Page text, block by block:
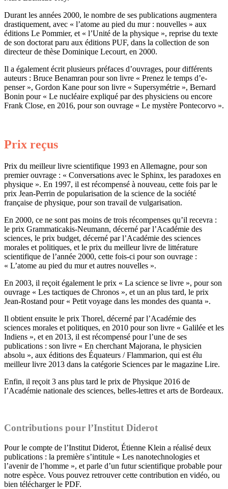
Durant les années 2000, le nombre de ses publications augmentera
drastiquement, avec « l’atome au pied du mur : nouvelles » aux
éditions Le Pommier, et « l’Unité de la physique », reprise du texte
de son doctorat paru aux éditions PUF, dans la collection de son
directeur de thèse Dominique Lecourt, en 2000.
Il a également écrit plusieurs préfaces d’ouvrages, pour différents
auteurs : Bruce Benamran pour son livre « Prenez le temps d’e-
penser », Gordon Kane pour son livre « Supersymétrie », Bernard
Bonin pour « Le nucléaire expliqué par des physiciens ou encore
Frank Close, en 2016, pour son ouvrage « Le mystère Pontecorvo ».
Prix reçus
Prix du meilleur livre scientifique 1993 en Allemagne, pour son
premier ouvrage : « Conversations avec le Sphinx, les paradoxes en
physique ». En 1997, il est récompensé à nouveau, cette fois par le
prix Jean-Perrin de popularisation de la science de la société
française de physique, pour son travail de vulgarisation.
En 2000, ce ne sont pas moins de trois récompenses qu’il recevra :
le prix Grammaticakis-Neumann, décerné par l’Académie des
sciences, le prix budget, décerné par l’Académie des sciences
morales et politiques, et le prix du meilleur livre de littérature
scientifique de l’année 2000, cette fois-ci pour son ouvrage :
« L’atome au pied du mur et autres nouvelles ».
En 2003, il reçoit également le prix « La science se livre », pour son
ouvrage « Les tactiques de Chronos », et un an plus tard, le prix
Jean-Rostand pour « Petit voyage dans les mondes des quanta ».
Il obtient ensuite le prix Thorel, décerné par l’Académie des
sciences morales et politiques, en 2010 pour son livre « Galilée et les
Indiens », et en 2013, il est récompensé pour l’une de ses
publications : son livre « En cherchant Majorana, le physicien
absolu », aux éditions des Équateurs / Flammarion, qui est élu
meilleur livre 2013 dans la catégorie Sciences par le magazine Lire.
Enfin, il reçoit 3 ans plus tard le prix de Physique 2016 de
l’Académie nationale des sciences, belles-lettres et arts de Bordeaux.
Contributions pour l’Institut Diderot
Pour le compte de l’Institut Diderot, Étienne Klein a réalisé deux
publications : la première s’intitule « Les nanotechnologies et
l’avenir de l’homme », et parle d’un futur scientifique probable pour
notre espèce. Vous pouvez retrouver cette contribution en vidéo, ou
bien télécharger le PDF.